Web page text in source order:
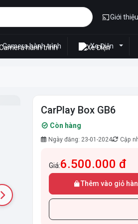
Giới thiệu
Camera hành trình Xe Điện
CarPlay Box GB6
Còn hàng
Ngày đăng: 23-01-2024 Cập
Giá:6.500.000 đ
Thêm vào giỏ